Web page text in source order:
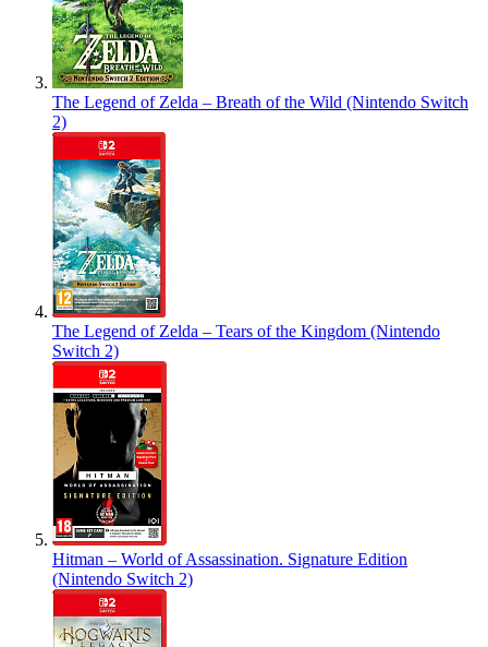
The Legend of Zelda – Breath of the Wild (Nintendo Switch
2)
The Legend of Zelda – Tears of the Kingdom (Nintendo
Switch 2)
Hitman – World of Assassination. Signature Edition
(Nintendo Switch 2)